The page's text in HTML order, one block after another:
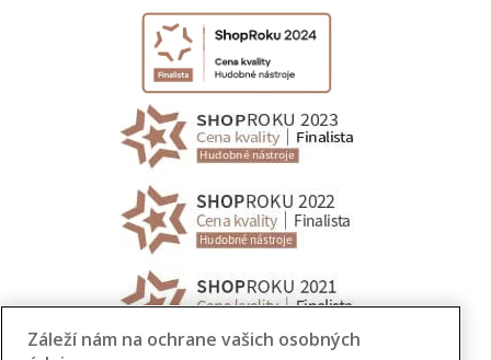
Záleží nám na ochrane vašich osobných